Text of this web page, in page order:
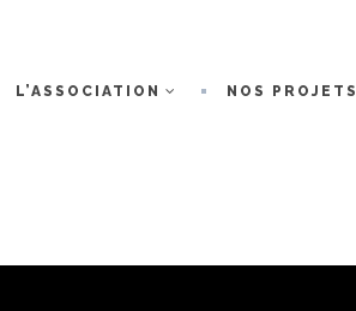
L’ASSOCIATION NOS PROJETS